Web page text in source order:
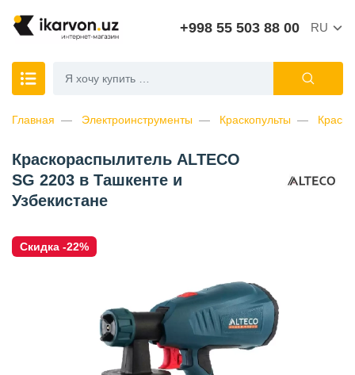
+998 55 503 88 00 RU
Главная Электроинструменты Краскопульты
Краскораспылитель ALTECO
SG 2203 в Ташкенте и
Узбекистане
Скидка -22%